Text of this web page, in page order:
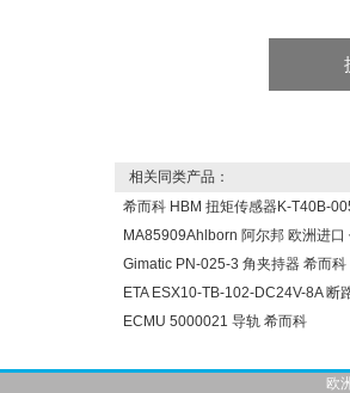
相关同类产品：
希而科 HBM 扭矩传感器K-T40B-
MA85909Ahlborn 阿尔邦 欧洲进口
Gimatic PN-025-3 角夹持器 希而科
ETA ESX10-TB-102-DC24V-8A 断
ECMU 5000021 导轨 希而科
欧